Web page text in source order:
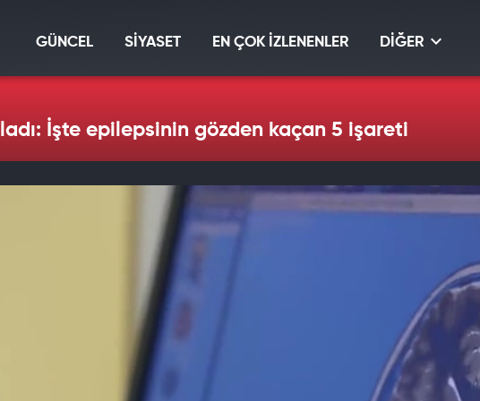
GÜNCEL SİYASET EN ÇOK İZLENENLER DİĞER
İşte epilepsinin gözden kaçan 5 işareti